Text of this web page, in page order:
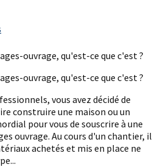
ouvrage, qu'est-ce que c'est ?
ouvrage, qu'est-ce que c'est ?
vous avez décidé de
construire une maison ou un
pour vous de souscrire à une
ouvrage. Au cours d'un chantier, il
achetés et mis en place ne